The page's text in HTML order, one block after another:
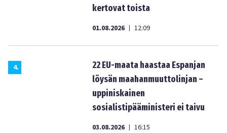
kertovat toista
01.08.2026 | 12:09
4.
22 EU-maata haastaa Espanjan
löysän maahanmuuttolinjan –
uppiniskainen
sosialistipääministeri ei taivu
03.08.2026 | 16:15